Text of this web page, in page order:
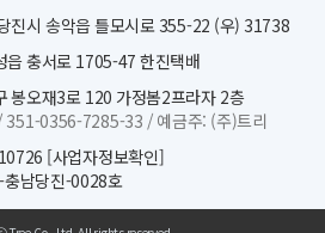
진시 송악읍 틀모시로 355-22 (우) 31738
읍 충서로 1705-47 한진택배
봉오재3로 120 가정봄2프라자 2층
351-0356-7285-33 / 예금주: (주)트리
[사업자정보확인]
남당진-0028호